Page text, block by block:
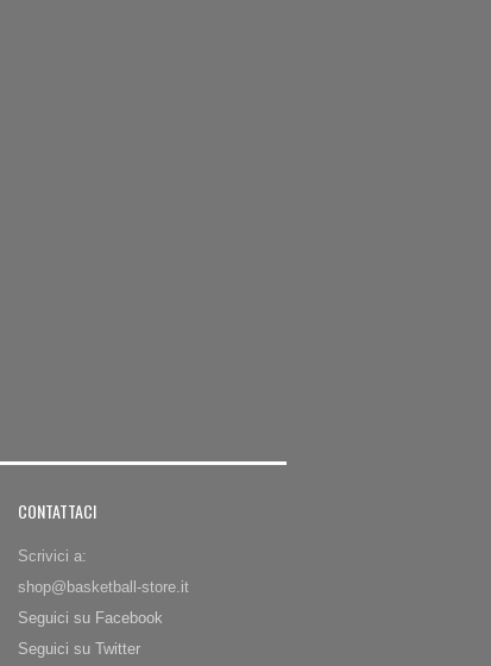
CONTATTACI
Scrivici a:
shop@basketball-store.it
Seguici su Facebook
Seguici su Twitter